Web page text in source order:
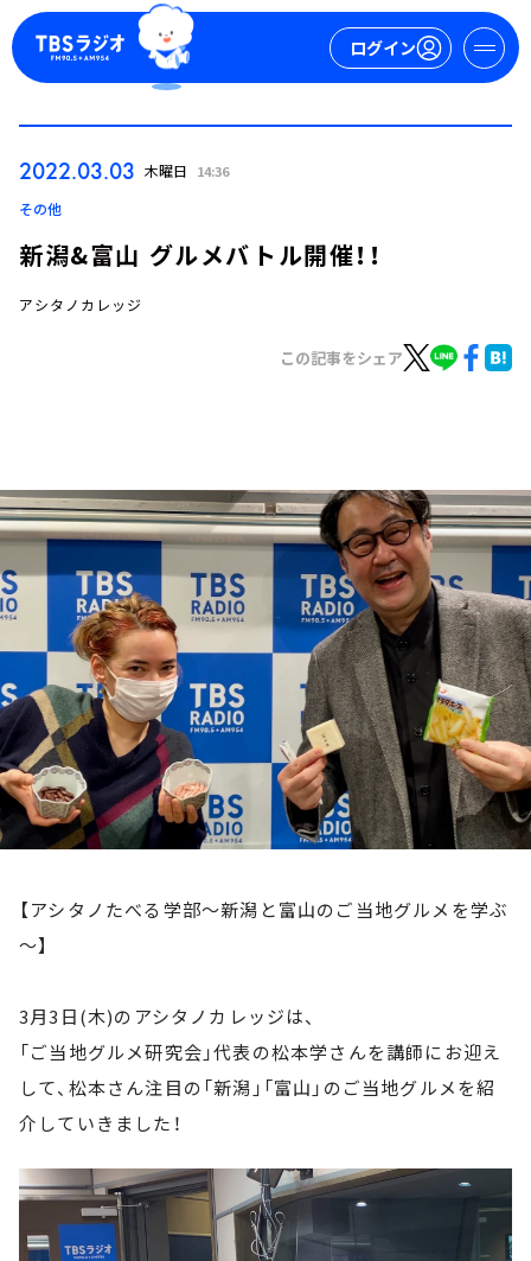
ログイン
トピックス
TBS Podcast
お知らせ
イベント・グッズ
YouTube
会社情報
2022.03.03 木曜日 14:36
その他
新潟&富山 グルメバトル開催！！
アシタノカレッジ
この記事をシェア
【アシタノたべる学部～新潟と富山のご当地グルメを学ぶ
～】
3月3日(木)のアシタノカレッジは、
「ご当地グルメ研究会」代表の松本学さんを講師にお迎え
して、松本さん注目の「新潟」「富山」のご当地グルメを紹
介していきました！